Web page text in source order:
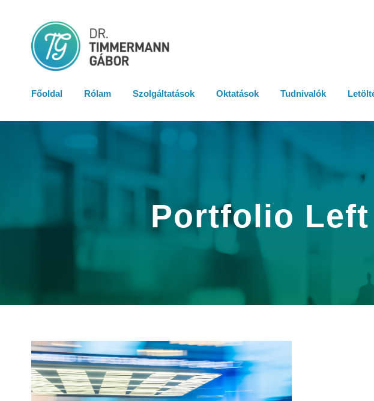
Főoldal Rólam Szolgáltatások Oktatások Tudnivalók
Portfolio